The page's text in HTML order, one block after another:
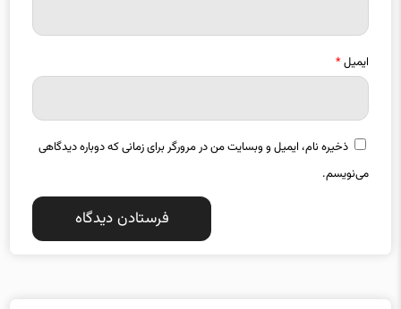
ایمیل*
ذخیره نام، ایمیل و وبسایت من در مرورگر برای زمانی که دوباره دیدگاهی
می‌نویسم.